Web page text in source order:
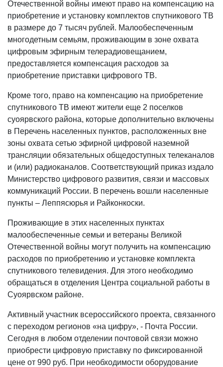
Отечественной войны имеют право на компенсацию на
приобретение и установку комплектов спутникового ТВ
в размере до 7 тысяч рублей. Малообеспеченным
многодетным семьям, проживающим в зоне охвата
цифровым эфирным телерадиовещанием,
предоставляется компенсация расходов за
приобретение приставки цифрового ТВ.
Кроме того, право на компенсацию на приобретение
спутникового ТВ имеют жители еще 2 поселков
суоярвского района, которые дополнительно включены
в Перечень населенных пунктов, расположенных вне
зоны охвата сетью эфирной цифровой наземной
трансляции обязательных общедоступных телеканалов
и (или) радиоканалов. Соответствующий приказ издало
Министерство цифрового развития, связи и массовых
коммуникаций России. В перечень вошли населенные
пункты – Леппясюрья и Райконкоски.
Проживающие в этих населенных пунктах
малообеспеченные семьи и ветераны Великой
Отечественной войны могут получить на компенсацию
расходов по приобретению и установке комплекта
спутникового телевидения. Для этого необходимо
обращаться в отделения Центра социальной работы в
Суоярвском районе.
Активный участник всероссийского проекта, связанного
с переходом регионов «на цифру», - Почта России.
Сегодня в любом отделении почтовой связи можно
приобрести цифровую приставку по фиксированной
цене от 990 руб. При необходимости оборудование